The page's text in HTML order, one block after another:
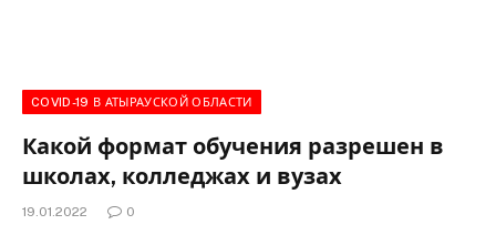
COVID-19 В АТЫРАУСКОЙ ОБЛАСТИ
Какой формат обучения разрешен в
школах, колледжах и вузах
19.01.2022 0